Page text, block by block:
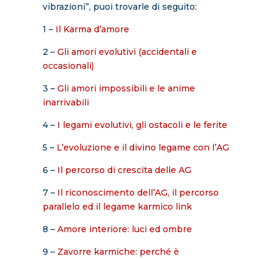
vibrazioni”, puoi trovarle di seguito:
1 – Il Karma d’amore
2 – Gli amori evolutivi (accidentali e
occasionali)
3 – Gli amori impossibili e le anime
inarrivabili
4 – I legami evolutivi, gli ostacoli e le ferite
5 – L’evoluzione e il divino legame con l’AG
6 – Il percorso di crescita delle AG
7 – Il riconoscimento dell’AG, il percorso
parallelo ed il legame karmico link
8 – Amore interiore: luci ed ombre
9 – Zavorre karmiche: perché è